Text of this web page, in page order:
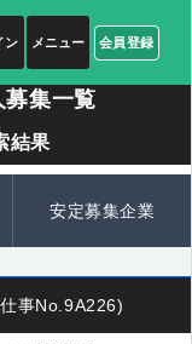
ン 会員登録
メニュー
募集一覧
結果
安定募集企業
事No.9A226)